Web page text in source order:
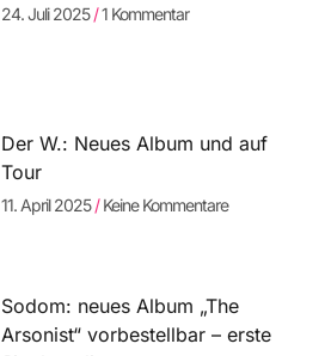
24. Juli 2025 1 Kommentar
Der W.: Neues Album und auf
Tour
11. April 2025 Keine Kommentare
Sodom: neues Album „The
Arsonist“ vorbestellbar – erste